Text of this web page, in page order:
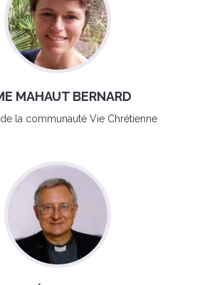
MAHAUT BERNARD
la communauté Vie Chrétienne